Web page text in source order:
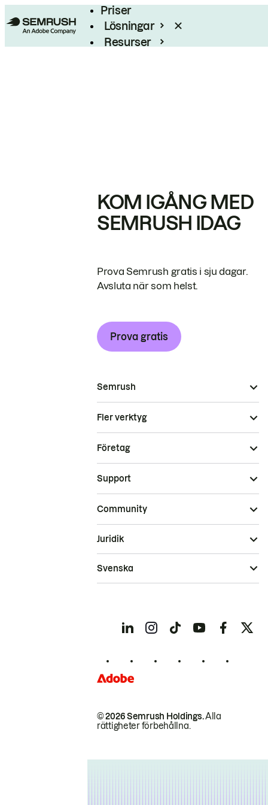
Priser
Lösningar
Resurser
KOM IGÅNG MED
SEMRUSH IDAG
Prova Semrush gratis i sju dagar.
Avsluta när som helst.
Prova gratis
Semrush
Fler verktyg
Företag
Support
Community
© 2026 Semrush Holdings.Alla
rättigheter förbehållna.
Juridik
Svenska